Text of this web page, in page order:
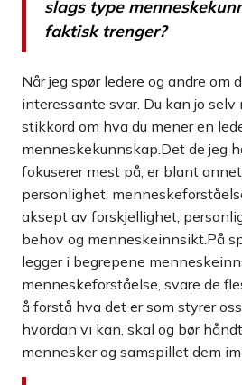
slags type
faktisk trenger?
Når jeg spør ledere og andre om
interessante svar. Du kan jo
stikkord om hva du mener en
menneskekunnskap.Det de jeg
fokuserer mest på, er blant
personlighet,
aksept av forskjellighet,
behov og menneskeinnsikt.På
legger i begrepene
menneskeforståelse, svare de
å forstå hva det er som styrer
hvordan vi kan, skal og bør
mennesker og samspillet dem